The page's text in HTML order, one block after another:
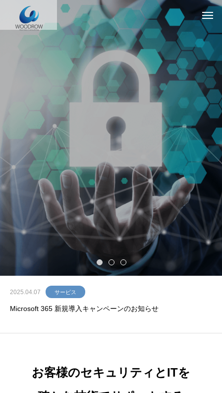
確 かな明 日を支え るパート ナー
ood ow usiness Co lting In c
S ンサルティ ング
2025.04.07 サービス
Microsoft 365 新規導入キャンペーンのお知らせ
お客様のセキュリティとITを